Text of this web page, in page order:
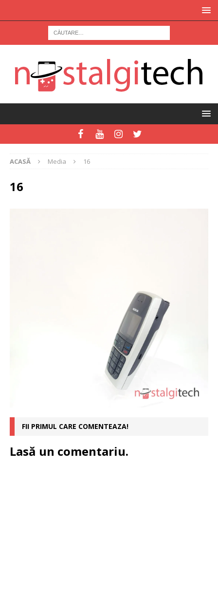
ACASĂ Media 16
16
FII PRIMUL CARE COMENTEAZA!
Lasă un comentariu.